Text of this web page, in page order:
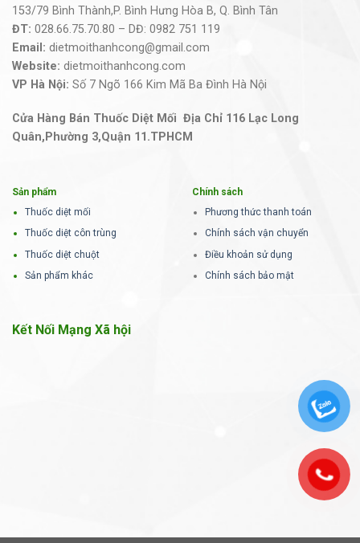
153/79 Bình Thành,P. Bình Hưng Hòa B, Q. Bình Tân
ĐT: 028.66.75.70.80 – DĐ: 0982 751 119
Email: dietmoithanhcong@gmail.com
Website: dietmoithanhcong.com
VP Hà Nội: Số 7 Ngõ 166 Kim Mã Ba Đình Hà Nội
Cửa Hàng Bán Thuốc Diệt Mối Địa Chỉ 116 Lạc Long
Quân,Phường 3,Quận 11.TPHCM
Sản phẩm
Thuốc diệt mối
Thuốc diệt côn trùng
Thuốc diệt chuột
Sản phẩm khác
Chính sách
Phương thức thanh toán
Chính sách vận chuyển
Điều khoản sử dụng
Chính sách bảo mật
Kết Nối Mạng Xã hội